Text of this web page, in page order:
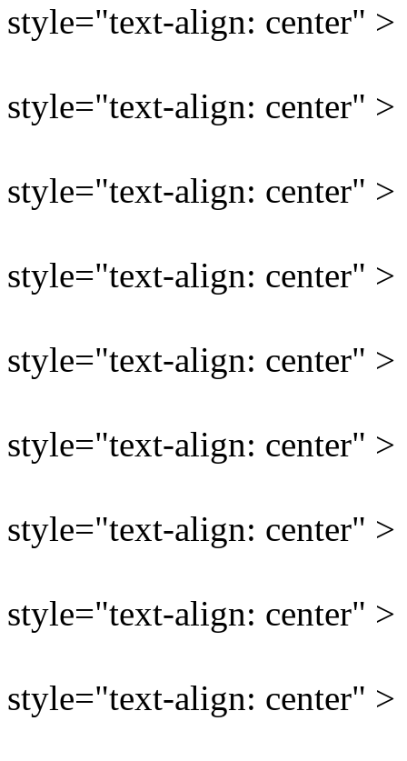
style="text-align: center" >
style="text-align: center" >
style="text-align: center" >
style="text-align: center" >
style="text-align: center" >
style="text-align: center" >
style="text-align: center" >
style="text-align: center" >
style="text-align: center" >